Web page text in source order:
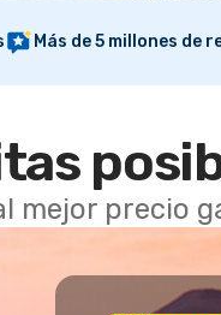
Más de 5 millones de
mejor precio